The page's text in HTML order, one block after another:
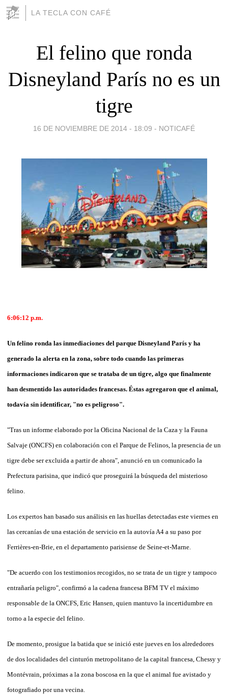
LA TECLA CON CAFÉ
El felino que ronda
Disneyland París no es un
tigre
16 DE NOVIEMBRE DE 2014 - 18:09 - NOTICAFÉ
6:06:12 p.m.
Un felino ronda las inmediaciones del parque Disneyland París y ha
generado la alerta en la zona, sobre todo cuando las primeras
informaciones indicaron que se trataba de un tigre, algo que finalmente
han desmentido las autoridades francesas. Éstas agregaron que el animal,
todavía sin identificar, "no es peligroso".
"Tras un informe elaborado por la Oficina Nacional de la Caza y la Fauna
Salvaje (ONCFS) en colaboración con el Parque de Felinos, la presencia de un
tigre debe ser excluida a partir de ahora", anunció en un comunicado la
Prefectura parisina, que indicó que proseguirá la búsqueda del misterioso
felino.
Los expertos han basado sus análisis en las huellas detectadas este viernes en
las cercanías de una estación de servicio en la autovía A4 a su paso por
Ferrières-en-Brie, en el departamento parisiense de Seine-et-Marne.
"De acuerdo con los testimonios recogidos, no se trata de un tigre y tampoco
entrañaría peligro", confirmó a la cadena francesa BFM TV el máximo
responsable de la ONCFS, Eric Hansen, quien mantuvo la incertidumbre en
torno a la especie del felino.
De momento, prosigue la batida que se inició este jueves en los alrededores
de dos localidades del cinturón metropolitano de la capital francesa, Chessy y
Montévrain, próximas a la zona boscosa en la que el animal fue avistado y
fotografiado por una vecina.